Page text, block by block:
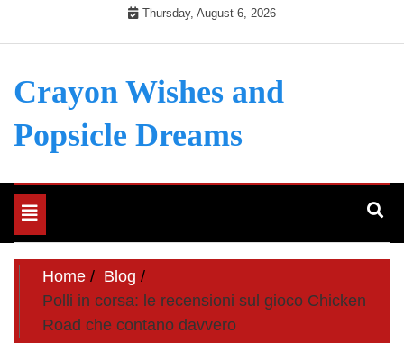
Thursday, August 6, 2026
Crayon Wishes and
Popsicle Dreams
Toggle
navigation
Home
Blog
Polli in corsa: le recensioni sul gioco Chicken
Road che contano davvero